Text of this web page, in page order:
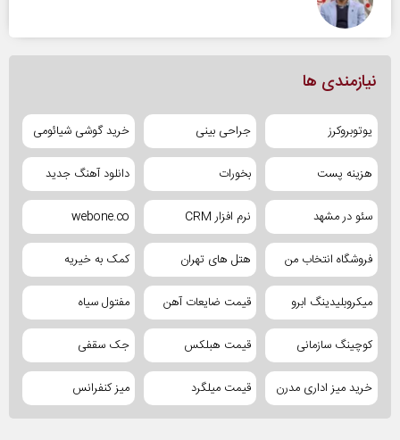
نیازمندی ها
یوتوبروکرز جراحی بینی خرید گوشی شیائومی
هزینه پست بخورات دانلود آهنگ جدید
سئو در مشهد نرم افزار CRM webone.co
فروشگاه انتخاب من هتل های تهران کمک به خیریه
میکروبلیدینگ ابرو قیمت ضایعات آهن مفتول سیاه
کوچینگ سازمانی قیمت هبلکس جک سقفی
خرید میز اداری مدرن قیمت میلگرد میز کنفرانس